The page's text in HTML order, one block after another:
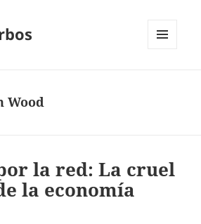
Wood
la red: La cruel
la economía